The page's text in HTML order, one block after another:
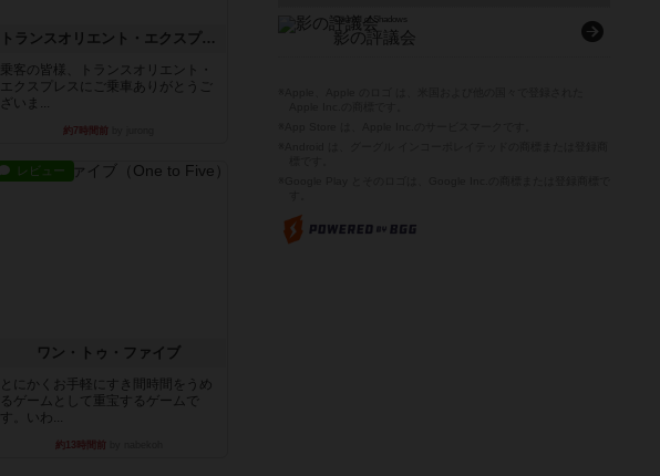
トランスオリエント・エクスプレス
乗客の皆様、トランスオリエント・
エクスプレスにご乗車ありがとうご
ざいま...
約7時間前
レビュー
ワン・トゥ・ファイブ
とにかくお手軽にすき間時間をうめ
るゲームとして重宝するゲームで
す。いわ...
約13時間前
Council of Shadows
影の評議会